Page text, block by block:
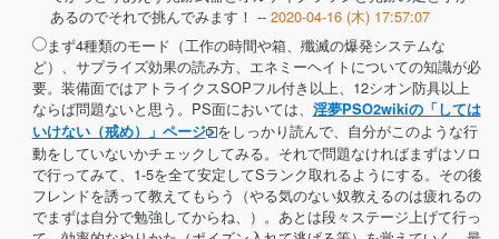
あるのでそれで挑んでみます！ -- 2020-04-16 (木) 17:57:07
まず4種類のモード（工作の時間や箱、殲滅の爆発システムな
ど）、サプライズ効果の読み方、エネミーヘイトについての知識が必
要。装備面ではアトライクスSOPフル付き以上、12シオン防具以上
ならば問題ないと思う。PS面においては、 淫夢PSO2wikiの「しては
いけない（戒め）」ページ をしっかり読んで、自分がこのような行
動をしていないかチェックしてみる。それで問題なければまずはソロ
で行ってみて、1-5を全て安定してSランク取れるようにする。その後
フレンドを誘って教えてもらう（やる気のない奴教えるのは疲れるの
でまずは自分で勉強してからね、）。あとは段々ステージ上げて行っ